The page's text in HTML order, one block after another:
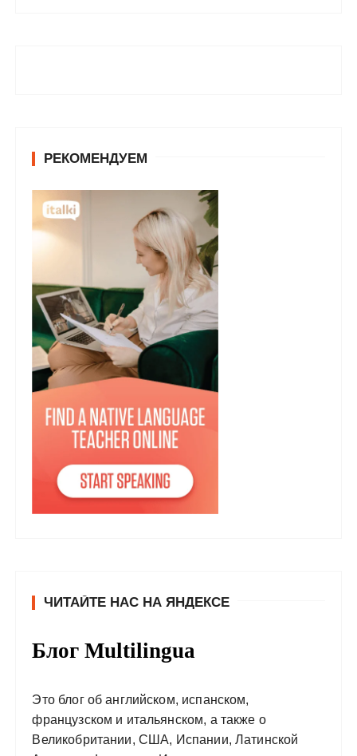
РЕКОМЕНДУЕМ
ЧИТАЙТЕ НАС НА ЯНДЕКСЕ
Блог Multilingua
Это блог об английском, испанском,
французском и итальянском, а также о
Великобритании, США, Испании, Латинской